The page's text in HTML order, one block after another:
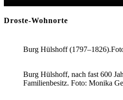
Droste-Wohnorte
Burg Hülshoff
Burg Hülshoff, nach fast 600
Familienbesitz. Foto: Monika